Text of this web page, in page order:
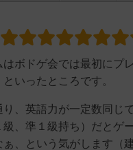
ボドゲ会では最初にプ
いったところです。
、英語力が一定数同じ
、準１級持ち）だとゲ
、という気がします（